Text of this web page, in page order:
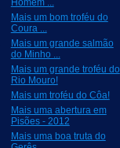
Homem ...
Mais um bom troféu do
Coura ...
Mais um grande salmão
do Minho ...
Mais um grande troféu do
Rio Mouro!
Mais um troféu do Côa!
Mais uma abertura em
Pisões - 2012
Mais uma boa truta do